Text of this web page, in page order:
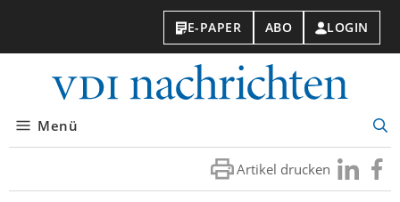
E-PAPER ABO LOGIN
Menü
Artikel drucken Besuchen
Sie
Sie